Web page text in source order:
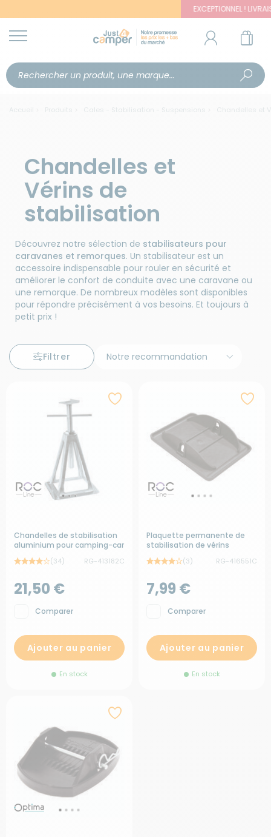
EXCEPTIONNEL ! LIVRAISON
Accueil Produits Cales - Stabilisation - Suspensions Chandelles et
Chandelles et
Vérins de
stabilisation
Découvrez notre sélection de stabilisateurs pour
caravanes et remorques. Un stabilisateur est un
accessoire indispensable pour rouler en sécurité et
améliorer le confort de conduite avec une caravane ou
une remorque. De nombreux modèles sont disponibles
pour répondre précisément à vos besoins. Et toujours à
petit prix !
Filtrer
Chandelles de stabilisation
aluminium pour camping-car
(34) RG-413182C
21,50 €
Comparer
Ajouter au panier
En stock
Plaquette permanente de
stabilisation de vérins
(3) RG-416551C
7,99 €
Comparer
Ajouter au panier
En stock